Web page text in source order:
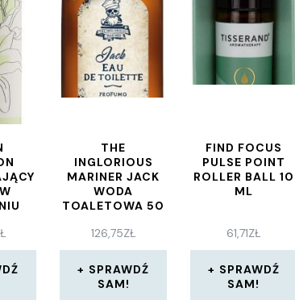
250
THE
INGLORIOUS
MARINER JACK
WODA
TOALETOWA 50
126,75ZŁ
SPRAWDŹ
SAM!
FIND FOCUS
PULSE POINT
ROLLER BALL 10
ML
61,71ZŁ
SPRAWDŹ
SAM!